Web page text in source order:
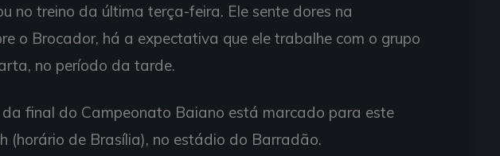
no treino da última terça-feira. Ele sente dores na
o Brocador, há a expectativa que ele trabalhe com o grupo
no período da tarde.
da final do Campeonato Baiano está marcado para este
(horário de Brasília), no estádio do Barradão.